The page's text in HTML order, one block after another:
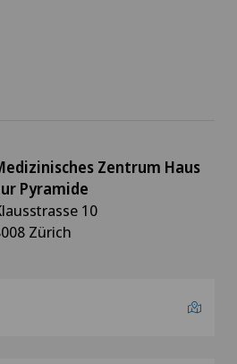
Zentrum Haus
Pyramide
10
Zürich